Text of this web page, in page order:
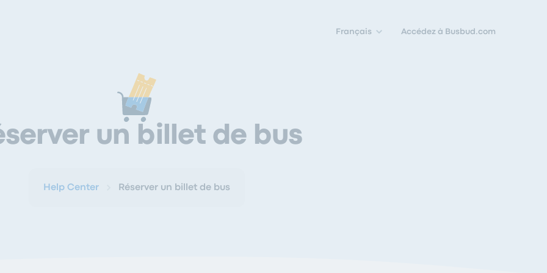
Français Accédez à Busbud.com
un billet de bus
Help Center Réserver un billet de bus